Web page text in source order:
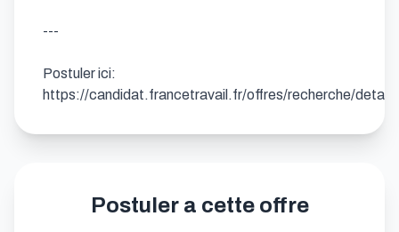
---
Postuler ici:
https://candidat.francetravail.fr/offres/recherche/detail/
Postuler a cette offre